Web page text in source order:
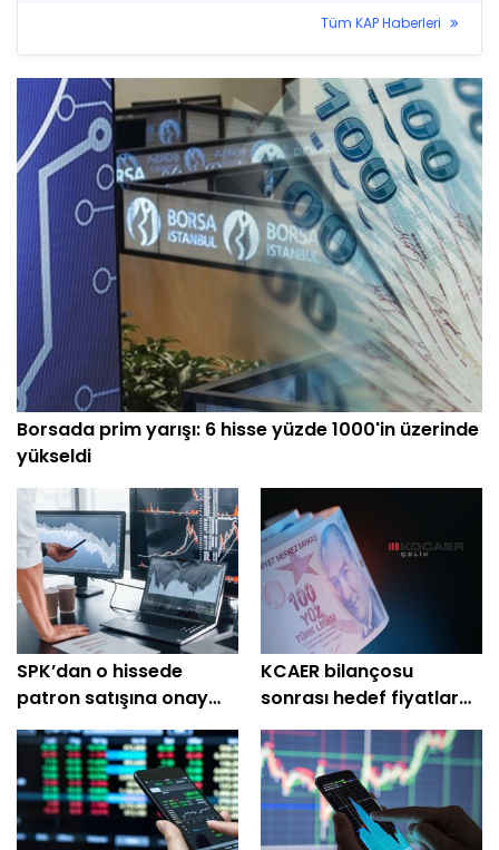
Tüm KAP Haberleri
Borsada prim yarışı: 6 hisse yüzde 1000'in üzerinde
yükseldi
SPK’dan o hissede
patron satışına onay
çıkmadı
KCAER bilançosu
sonrası hedef fiyatlar
peş peşe geldi